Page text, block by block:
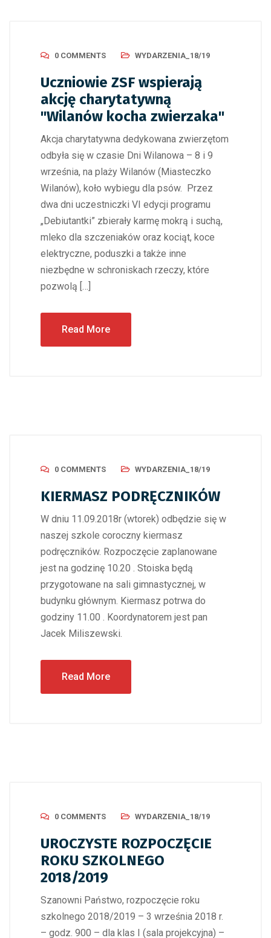
0 COMMENTS WYDARZENIA_18/19
Uczniowie ZSF wspierają
akcję charytatywną
"Wilanów kocha zwierzaka"
Akcja charytatywna dedykowana zwierzętom
odbyła się w czasie Dni Wilanowa – 8 i 9
września, na plaży Wilanów (Miasteczko
Wilanów), koło wybiegu dla psów. Przez
dwa dni uczestniczki VI edycji programu
„Debiutantki” zbierały karmę mokrą i suchą,
mleko dla szczeniaków oraz kociąt, koce
elektryczne, poduszki a także inne
niezbędne w schroniskach rzeczy, które
pozwolą […]
Read More
0 COMMENTS WYDARZENIA_18/19
KIERMASZ PODRĘCZNIKÓW
W dniu 11.09.2018r (wtorek) odbędzie się w
naszej szkole coroczny kiermasz
podręczników. Rozpoczęcie zaplanowane
jest na godzinę 10.20 . Stoiska będą
przygotowane na sali gimnastycznej, w
budynku głównym. Kiermasz potrwa do
godziny 11.00 . Koordynatorem jest pan
Jacek Miliszewski.
Read More
0 COMMENTS WYDARZENIA_18/19
UROCZYSTE ROZPOCZĘCIE
ROKU SZKOLNEGO
2018/2019
Szanowni Państwo, rozpoczęcie roku
szkolnego 2018/2019 – 3 września 2018 r.
– godz. 900 – dla klas I (sala projekcyjna) –